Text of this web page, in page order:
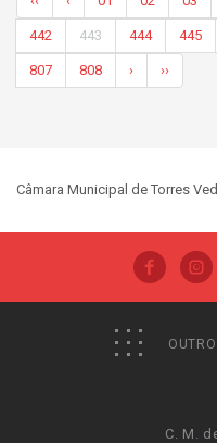
442 443 444 445
807 808 › ››
Câmara Municipal de Torres
C. M.